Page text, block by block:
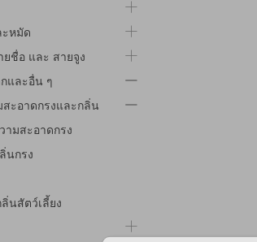
ะหมัด
ชื่อ และ สายจูง
และอื่น ๆ
ะอาดกรงและกลิ่น
ามสะอาดกรง
นกรง
นสัตว์เลี้ยง